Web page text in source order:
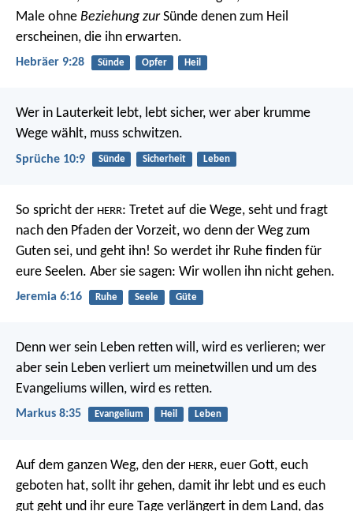
Male ohne Beziehung zurSünde denen zum Heil
erscheinen, die ihn erwarten.
Hebräer 9:28 Sünde Opfer Heil
Wer in Lauterkeit lebt, lebt sicher, wer aber krumme
Wege wählt, muss schwitzen.
Sprüche 10:9 Sünde Sicherheit Leben
So spricht der HERR: Tretet auf die Wege, seht und fragt
nach den Pfaden der Vorzeit, wo denn der Weg zum
Guten sei, und geht ihn! So werdet ihr Ruhe finden für
eure Seelen. Aber sie sagen: Wir wollen ihn nicht gehen.
Jeremia 6:16 Ruhe Seele Güte
Denn wer sein Leben retten will, wird es verlieren; wer
aber sein Leben verliert um meinetwillen und um des
Evangeliums willen, wird es retten.
Markus 8:35 Evangelium Heil Leben
Auf dem ganzen Weg, den der HERR, euer Gott, euch
geboten hat, sollt ihr gehen, damit ihr lebt und es euch
gut geht und ihr eure Tage verlängert in dem Land, das